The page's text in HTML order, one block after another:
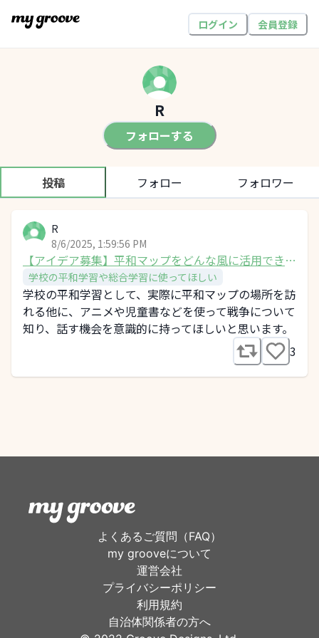
ログイン 会員登録
R
フォローする
投稿 フォロー フォロワー
R
8/6/2025, 1:59:56 PM
【アイデア募集】平和マップをどんな風に活用できる
と良いかを考えよう！
学校の平和学習や総合学習に使ってほしい
学校の平和学習として、実際に平和マップの場所を訪
れる他に、アニメや児童書などを使って戦争について
知り、話す機会を意識的に持ってほしいと思います。
3
よくあるご質問（FAQ）
my grooveについて
運営会社
プライバシーポリシー
利用規約
自治体関係者の方へ